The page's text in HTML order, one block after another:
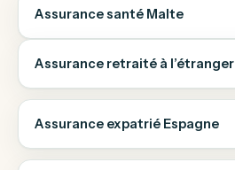
Assurance santé Malte
Assurance retraité à l’étranger
Assurance expatrié Espagne